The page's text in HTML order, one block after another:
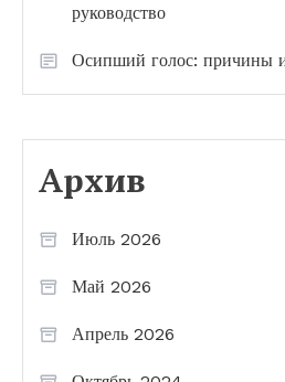
руководство
Осипший голос: причины
Архив
Июль 2026
Май 2026
Апрель 2026